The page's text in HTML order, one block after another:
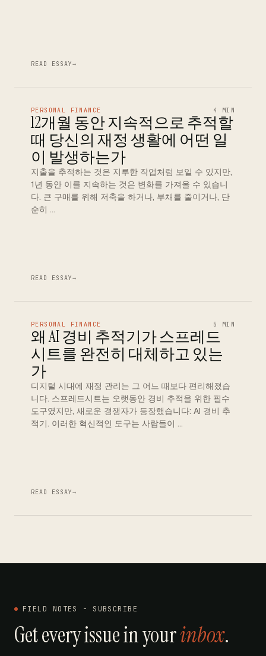
READ ESSAY→
PERSONAL FINANCE 4 MIN
12개월 동안 지속적으로 추적할
때 당신의 재정 생활에 어떤 일
이 발생하는가
지출을 추적하는 것은 지루한 작업처럼 보일 수 있지만,
1년 동안 이를 지속하는 것은 변화를 가져올 수 있습니
다. 큰 구매를 위해 저축을 하거나, 부채를 줄이거나, 단
순히 …
READ ESSAY→
PERSONAL FINANCE 5 MIN
왜 AI 경비 추적기가 스프레드
시트를 완전히 대체하고 있는
가
디지털 시대에 재정 관리는 그 어느 때보다 편리해졌습
니다. 스프레드시트는 오랫동안 경비 추적을 위한 필수
도구였지만, 새로운 경쟁자가 등장했습니다: AI 경비 추
적기. 이러한 혁신적인 도구는 사람들이 …
READ ESSAY→
FIELD NOTES - SUBSCRIBE
Get every issue in yourinbox.